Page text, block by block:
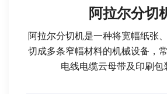
阿拉尔分切
阿拉尔分切机是一种将宽幅纸张
切成多条窄幅材料的机械设备，
电线电缆云母带及印刷包